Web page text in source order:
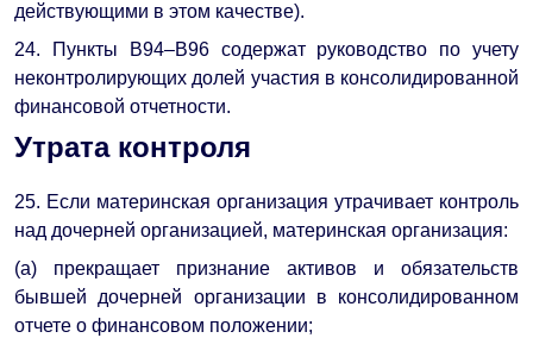
действующими в этом качестве).
24. Пункты B94–B96 содержат руководство по учету
неконтролирующих долей участия в консолидированной
финансовой отчетности.
Утрата контроля
25. Если материнская организация утрачивает контроль
над дочерней организацией, материнская организация:
(a) прекращает признание активов и обязательств
бывшей дочерней организации в консолидированном
отчете о финансовом положении;